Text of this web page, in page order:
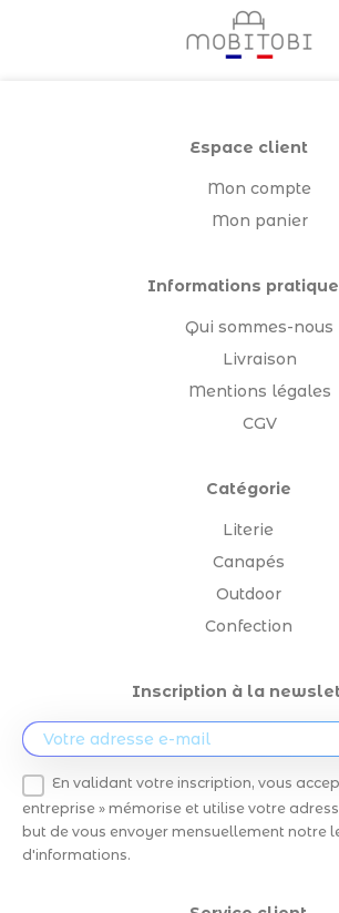
Espace client
Mon compte
Mon panier
Informations
Qui sommes-nous
Livraison
Mentions légales
CGV
Catégorie
Literie
Canapés
Outdoor
Confection
Inscription à la
En validant votre inscription, vous
entreprise » mémorise et utilise votre
but de vous envoyer mensuellement notre
d'informations.